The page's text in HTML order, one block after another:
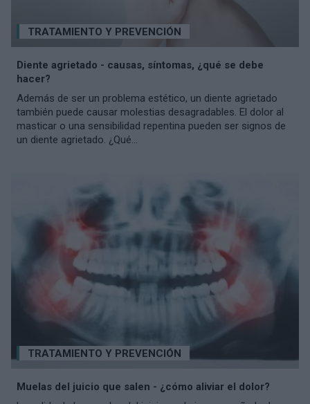
TRATAMIENTO Y PREVENCIÓN
Diente agrietado - causas, síntomas, ¿qué se debe
hacer?
Además de ser un problema estético, un diente agrietado
también puede causar molestias desagradables. El dolor al
masticar o una sensibilidad repentina pueden ser signos de
un diente agrietado. ¿Qué...
TRATAMIENTO Y PREVENCIÓN
Muelas del juicio que salen - ¿cómo aliviar el dolor?